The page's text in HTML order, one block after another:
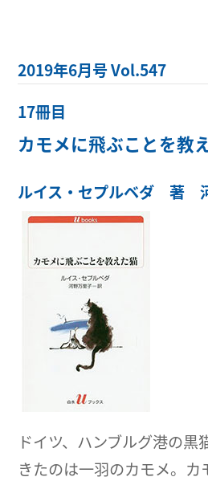
2019年6月号 Vol.547
17冊目
カモメに飛ぶことを教
ルイス・セプルベダ 著
ドイツ、ハンブルグ港の黒
きたのは一羽のカモメ。